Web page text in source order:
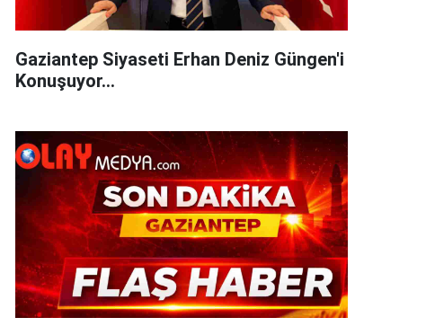
Gaziantep Siyaseti Erhan Deniz Güngen'i
Konuşuyor...